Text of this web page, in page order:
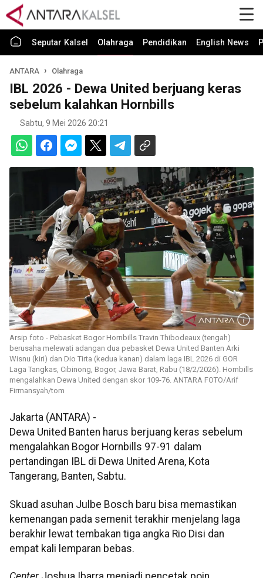
Seputar Kalsel Olahraga Pendidikan English News
ANTARA Olahraga
IBL 2026 - Dewa United berjuang keras
sebelum kalahkan Hornbills
Sabtu, 9 Mei 2026 20:21
Arsip foto - Pebasket Bogor Hornbills Travin Thibodeaux (tengah)
berusaha melewati adangan dua pebasket Dewa United Banten Arki
Wisnu (kiri) dan Dio Tirta (kedua kanan) dalam laga IBL 2026 di GOR
Laga Tangkas, Cibinong, Bogor, Jawa Barat, Rabu (18/2/2026). Hornbills
mengalahkan Dewa United dengan skor 109-76. ANTARA FOTO/Arif
Firmansyah/tom
Jakarta (ANTARA) -
Dewa United Banten harus berjuang keras sebelum
mengalahkan Bogor Hornbills 97-91 dalam
pertandingan IBL di Dewa United Arena, Kota
Tangerang, Banten, Sabtu.
Skuad asuhan Julbe Bosch baru bisa memastikan
kemenangan pada semenit terakhir menjelang laga
berakhir lewat tembakan tiga angka Rio Disi dan
empat kali lemparan bebas.